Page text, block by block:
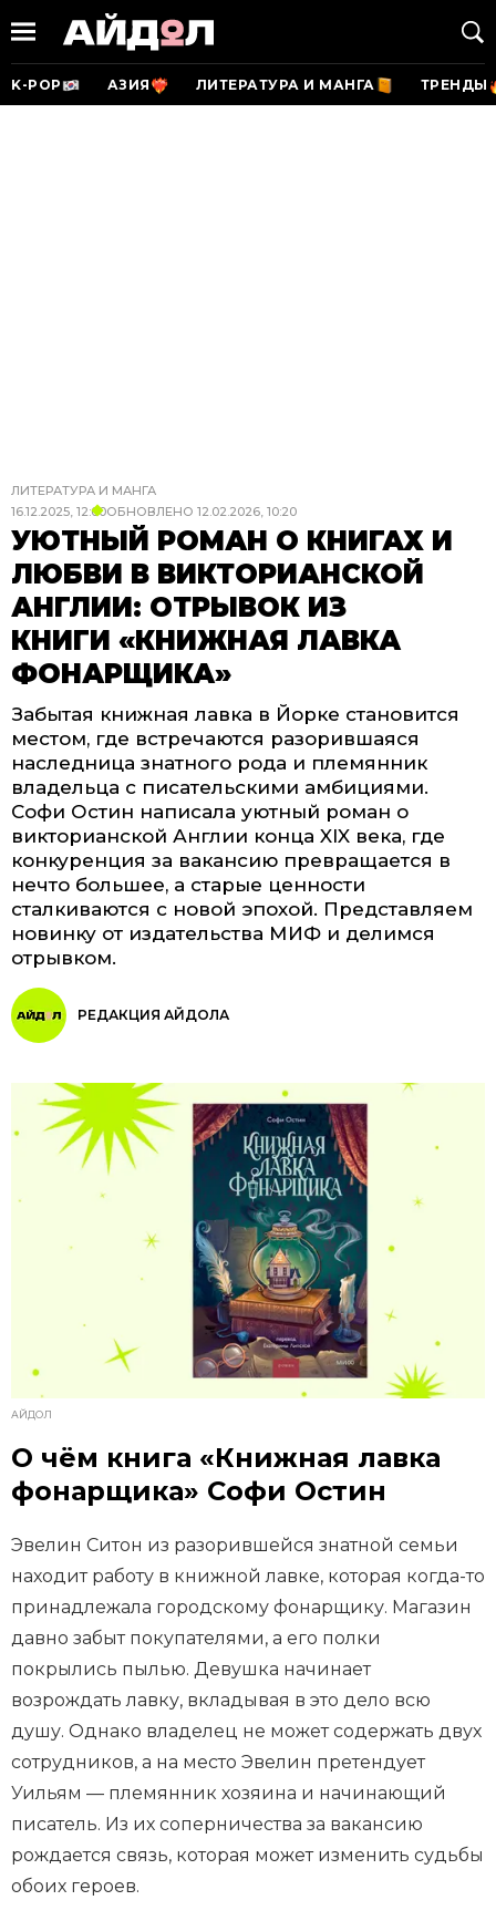
K-POP АЗИЯ ЛИТЕРАТУРА И МАНГА ТРЕНДЫ
ЛИТЕРАТУРА И МАНГА
16.12.2025, 12:00ОБНОВЛЕНО 12.02.2026, 10:20
УЮТНЫЙ РОМАН О КНИГАХ И
ЛЮБВИ В ВИКТОРИАНСКОЙ
АНГЛИИ: ОТРЫВОК ИЗ
КНИГИ «КНИЖНАЯ ЛАВКА
ФОНАРЩИКА»
Забытая книжная лавка в Йорке становится
местом, где встречаются разорившаяся
наследница знатного рода и племянник
владельца с писательскими амбициями.
Софи Остин написала уютный роман о
викторианской Англии конца XIX века, где
конкуренция за вакансию превращается в
нечто большее, а старые ценности
сталкиваются с новой эпохой. Представляем
новинку от издательства МИФ и делимся
отрывком.
РЕДАКЦИЯ АЙДОЛА
АЙДОЛ
О чём книга «Книжная лавка
фонарщика» Софи Остин
Эвелин Ситон из разорившейся знатной семьи
находит работу в книжной лавке, которая когда-то
принадлежала городскому фонарщику. Магазин
давно забыт покупателями, а его полки
покрылись пылью. Девушка начинает
возрождать лавку, вкладывая в это дело всю
душу. Однако владелец не может содержать двух
сотрудников, а на место Эвелин претендует
Уильям — племянник хозяина и начинающий
писатель. Из их соперничества за вакансию
рождается связь, которая может изменить судьбы
обоих героев.